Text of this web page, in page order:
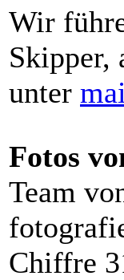
Wir
Skipper,
unter
Fotos
Team
Chiffre